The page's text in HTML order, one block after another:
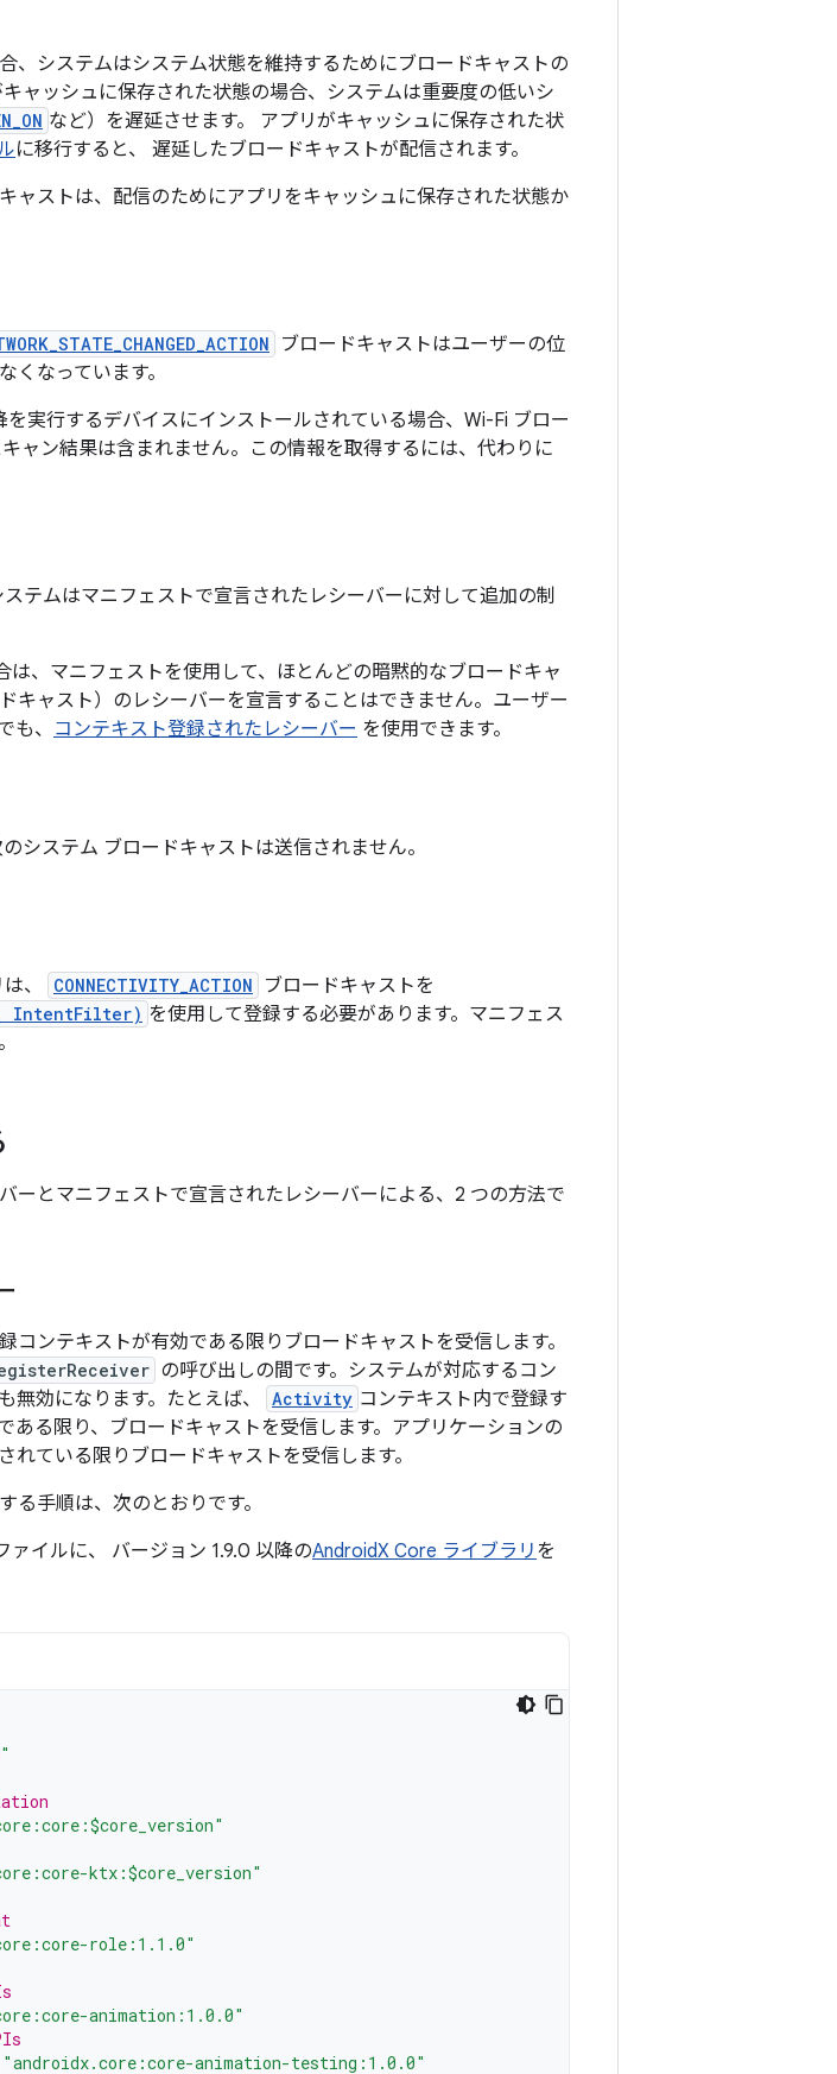
、システムはシステム状態を維持するためにブロードキャストの
ャッシュに保存された状態の場合、システムは重要度の低いシ
など）を遅延させます。 アプリがキャッシュに保存された状
に移行すると、 遅延したブロードキャストが配信されます。
ャストは、配信のためにアプリをキャッシュに保存された状態か
ブロードキャストはユーザーの位
なっています。
実行するデバイスにインストールされている場合、Wi-Fi ブロー
ャン結果は含まれません。この情報を取得するには、代わりに
テムはマニフェストで宣言されたレシーバーに対して追加の制
、マニフェストを使用して、ほとんどの暗黙的なブロードキャ
キャスト）のレシーバーを宣言することはできません。ユーザー
も、 コンテキスト登録されたレシーバー を使用できます。
システム ブロードキャストは送信されません。
、 CONNECTIVITY_ACTION ブロードキャストを
IntentFilter) を使用して登録する必要があります。マニフェス
ーとマニフェストで宣言されたレシーバーによる、2 つの方法で
コンテキストが有効である限りブロードキャストを受信します。
の呼び出しの間です。システムが対応するコン
無効になります。たとえば、
Activity コンテキスト内で登録す
ある限り、ブロードキャストを受信します。アプリケーションの
ている限りブロードキャストを受信します。
る手順は、次のとおりです。
イルに、 バージョン 1.9.0 以降のAndroidX Core ライブラリ を
ktx:$core_version"
role:1.1.0"
animation:1.0.0"
"androidx.core:core-animation-testing:1.0.0"